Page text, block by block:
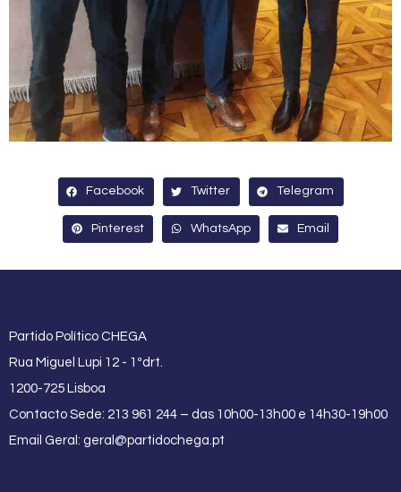
Facebook Twitter Telegram
Pinterest WhatsApp Email
Partido Político CHEGA
Rua Miguel Lupi 12 - 1ºdrt.
1200-725 Lisboa
Contacto Sede: 213 961 244 – das 10h00-13h00 e 14h30-19h00
Email Geral: geral@partidochega.pt